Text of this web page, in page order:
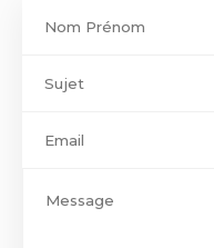
footer